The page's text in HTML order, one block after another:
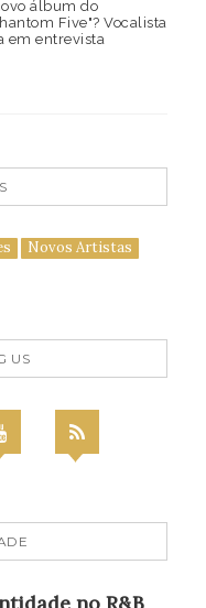
álbum do
Five"? Vocalista
em entrevista
Novos Artistas
US
no R&B